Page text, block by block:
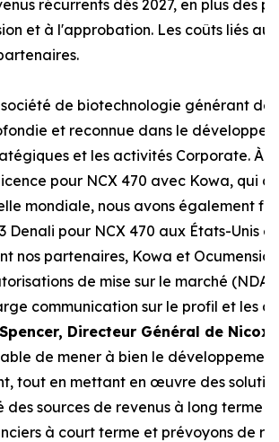
récurrents dés 2027, en plus des
et à l'approbation. Les coûts liés
de biotechnologie générant
et reconnue dans le
et les activités Corporate. À
pour NCX 470 avec Kowa, qui
mondiale, nous avons également
Denali pour NCX 470 aux États-Unis
nos partenaires, Kowa et
de mise sur le marché
communication sur le profil et les
Directeur Général de Nicox.
de mener à bien le
tout en mettant en œuvre des
des sources de revenus à long terme
à court terme et prévoyons de